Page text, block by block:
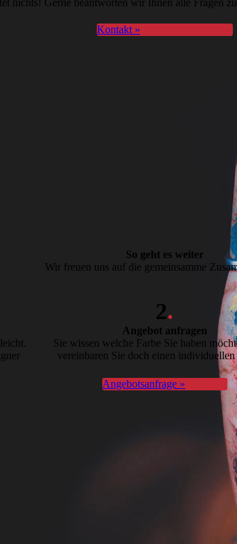
nichts! Gerne beantworten wir Ihnen alle Fragen
Kontakt »
So geht es weiter
Wir freuen uns auf die gemeinsamme
2.
Angebot anfragen
Sie wissen welche Farbe Sie haben
vereinbaren Sie doch einen
Angebotsanfrage »